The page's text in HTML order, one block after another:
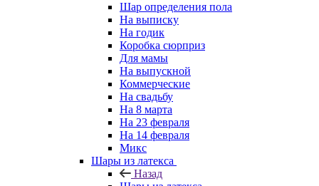
Шар определения пола
На выписку
На годик
Коробка сюрприз
Для мамы
На выпускной
Коммерческие
На свадьбу
На 8 марта
На 23 февраля
На 14 февраля
Микс
Шары из латекса
Назад